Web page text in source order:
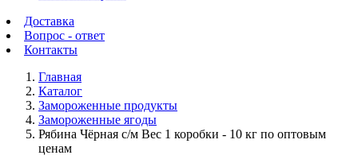
Доставка
Вопрос - ответ
Контакты
Главная
Каталог
Замороженные продукты
Замороженные ягоды
Рябина Чёрная с/м Вес 1 коробки - 10 кг по оптовым
ценам